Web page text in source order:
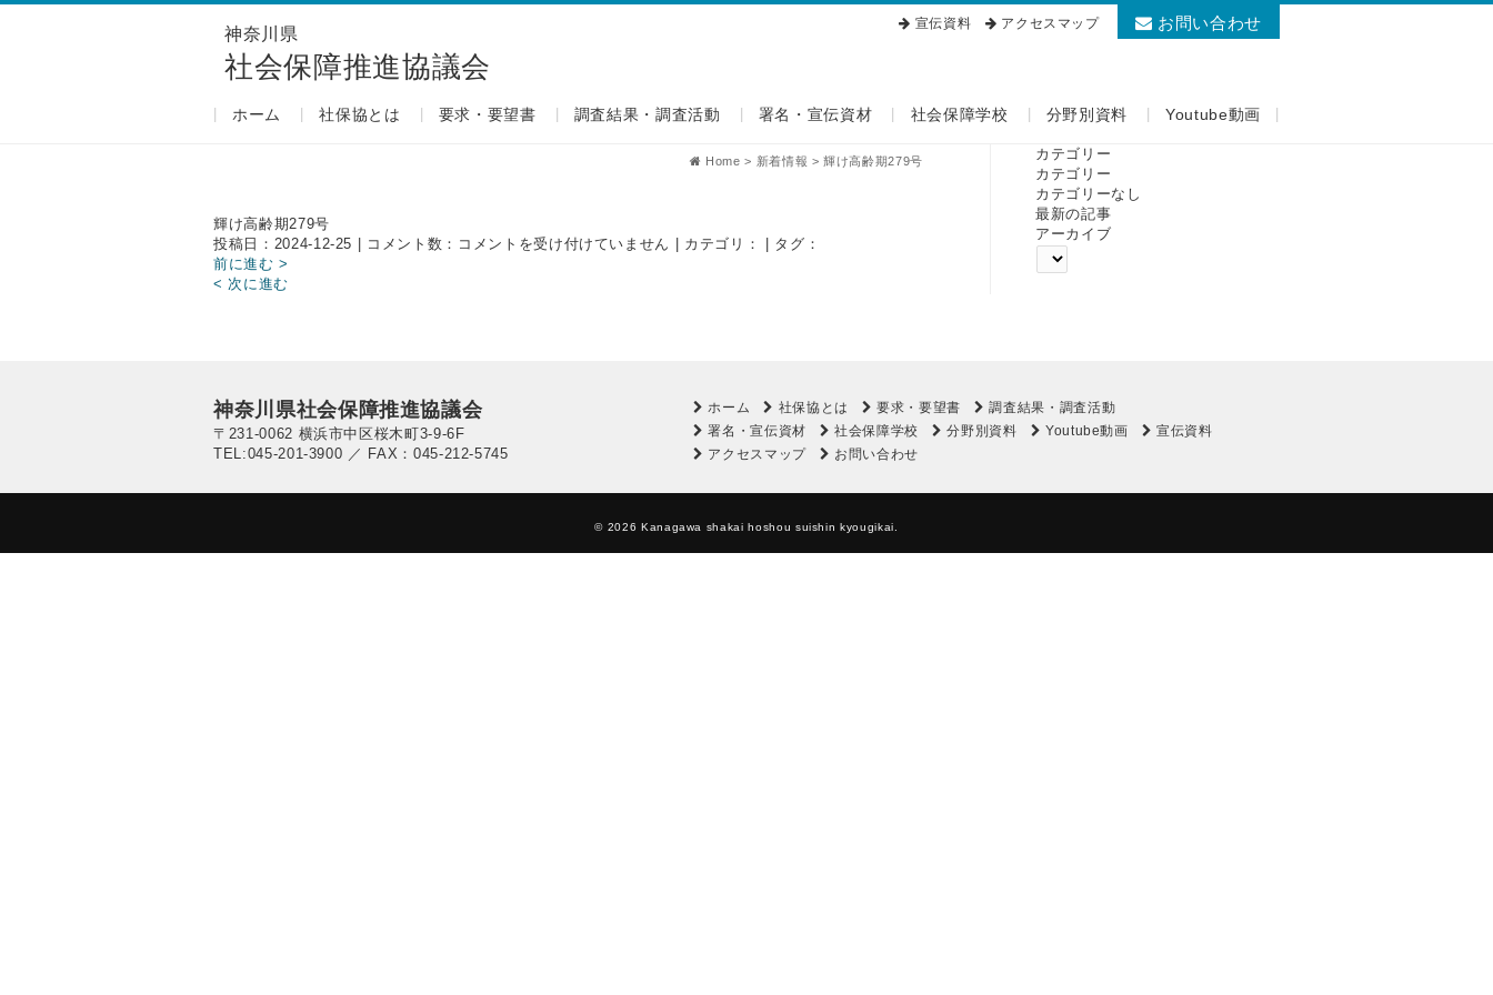
神奈川県
社会保障推進協議会
お問い合わせ
宣伝資料 アクセスマップ
ホーム 社保協とは 要求・要望書 調査結果・調査活動 署名・宣伝資材 社会保障学校 分野別資料 Youtube動画
Home > 新着情報 >輝け高齢期279号
輝け高齢期279号
投稿日：2024-12-25 | コメント数： 輝
コメントを受け付けていません
| カテゴリ： | タグ：
前に進む >
< 次に進む
カテゴリー
カテゴリー
カテゴリーなし
最新の記事
アーカイブ
ホーム 社保協とは 要求・要望書
調査結果・調査活動
署名・宣伝資材
社会保障学校 分野別資料 Youtube動画
宣伝資料
アクセスマップ
お問い合わせ
神奈川県社会保障推進協議会
〒231-0062 横浜市中区桜木町3-9-6F
TEL:045-201-3900 ／ FAX：045-212-5745
© 2026 Kanagawa shakai hoshou suishin kyougikai.